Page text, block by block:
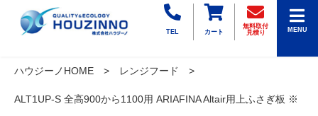
TEL カート
無料取付
見積り
MENU
ハウジーノHOME レンジフード
ALT1UP-S 全高900から1100用 ARIAFINA Altair用上ふさぎ板 ※